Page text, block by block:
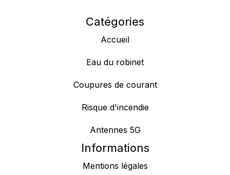
Catégories
Accueil
Eau du robinet
Coupures de courant
Risque d'incendie
Antennes 5G
Informations
Mentions légales